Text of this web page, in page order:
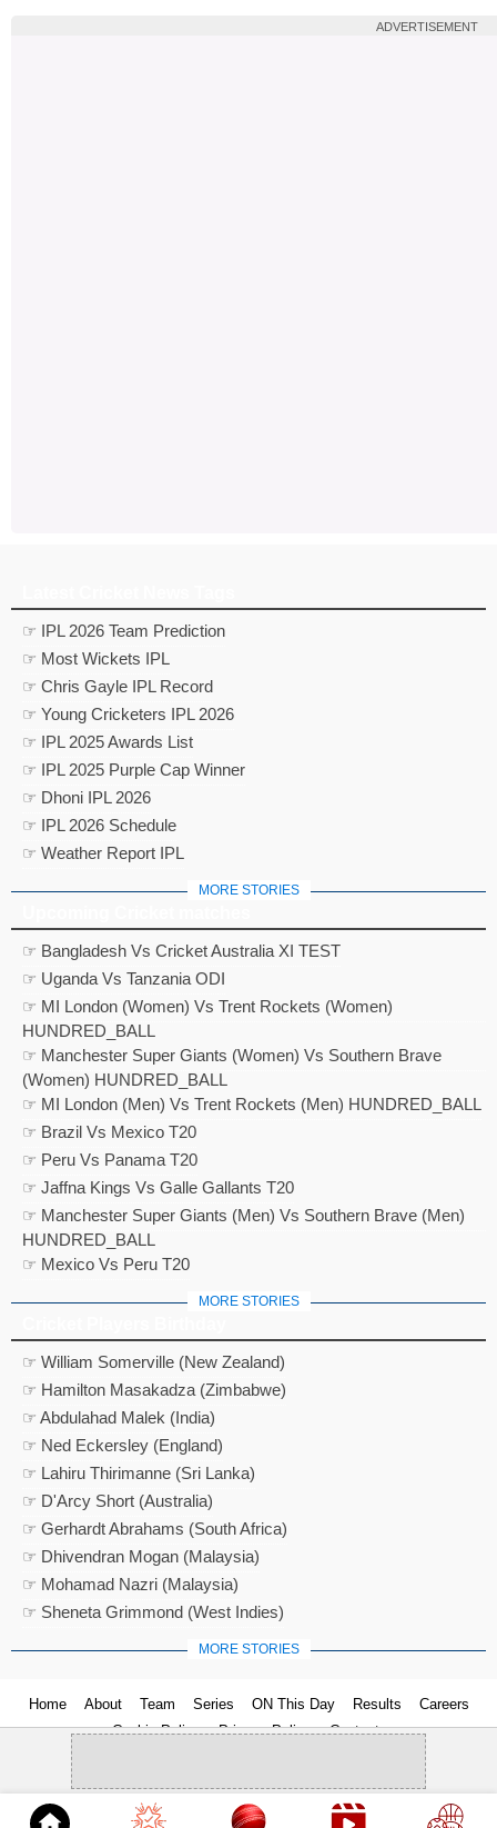
ADVERTISEMENT
☞ IPL 2026 Team Prediction
☞ Most Wickets IPL
☞ Chris Gayle IPL Record
☞ Young Cricketers IPL 2026
☞ IPL 2025 Awards List
☞ IPL 2025 Purple Cap Winner
☞ Dhoni IPL 2026
☞ IPL 2026 Schedule
☞ Weather Report IPL
MORE STORIES
☞ Bangladesh Vs Cricket Australia XI TEST
☞ Uganda Vs Tanzania ODI
☞ MI London (Women) Vs Trent Rockets (Women)
HUNDRED_BALL
☞ Manchester Super Giants (Women) Vs Southern Brave
(Women) HUNDRED_BALL
☞ MI London (Men) Vs Trent Rockets (Men) HUNDRED_BALL
☞ Brazil Vs Mexico T20
☞ Peru Vs Panama T20
☞ Jaffna Kings Vs Galle Gallants T20
☞ Manchester Super Giants (Men) Vs Southern Brave (Men)
HUNDRED_BALL
☞ Mexico Vs Peru T20
MORE STORIES
☞ William Somerville (New Zealand)
☞ Hamilton Masakadza (Zimbabwe)
☞ Abdulahad Malek (India)
☞ Ned Eckersley (England)
☞ Lahiru Thirimanne (Sri Lanka)
☞ D'Arcy Short (Australia)
☞ Gerhardt Abrahams (South Africa)
☞ Dhivendran Mogan (Malaysia)
☞ Mohamad Nazri (Malaysia)
☞ Sheneta Grimmond (West Indies)
MORE STORIES
Home About Team Series ON This Day Results
Careers
Cookie Policy
Privacy Policy Contact us